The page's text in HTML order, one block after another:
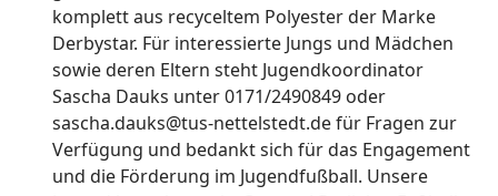
komplett aus recyceltem Polyester der Marke
Derbystar. Für interessierte Jungs und Mädchen
sowie deren Eltern steht Jugendkoordinator
Sascha Dauks unter 0171/2490849 oder
sascha.dauks@tus-nettelstedt.de für Fragen zur
Verfügung und bedankt sich für das Engagement
und die Förderung im Jugendfußball. Unsere